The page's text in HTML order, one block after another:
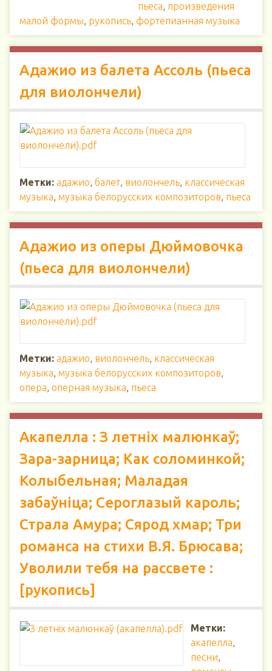
пьеса, произведения
малой формы, рукопись, фортепианная музыка
Адажио из балета Ассоль (пьеса
для виолончели)
Метки: адажио, балет, виолончель, классическая
музыка, музыка белорусских композиторов, пьеса
Адажио из оперы Дюймовочка
(пьеса для виолончели)
Метки: адажио, виолончель, классическая
музыка, музыка белорусских композиторов,
опера, оперная музыка, пьеса
Акапелла : З летніх малюнкаў;
Зара-зарница; Как соломинкой;
Колыбельная; Маладая
забаўніца; Сероглазый кароль;
Страла Амура; Сярод хмар; Три
романса на стихи В.Я. Брюсава;
Уволили тебя на рассвете :
[рукопись]
Метки:
акапелла,
песни,